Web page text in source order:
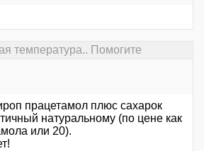
температура.. Помогите
працетамол плюс сахарок
натуральному (по цене как
или 20).